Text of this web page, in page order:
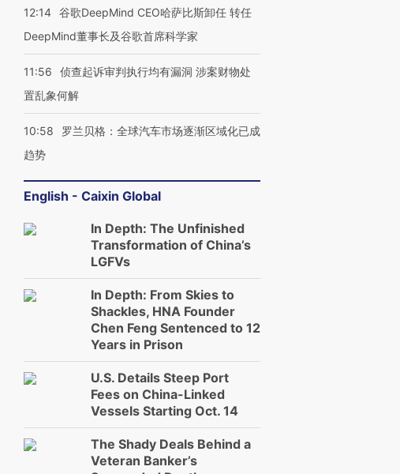
12:14 谷歌DeepMind CEO哈萨比斯卸任 转任
DeepMind董事长及谷歌首席科学家
11:56
侦查起诉审判执行均有漏洞 涉案财物处
置乱象何解
10:58
罗兰贝格：全球汽车市场逐渐区域化已成
趋势
English - Caixin Global
In Depth: The Unfinished
Transformation of China’s
LGFVs
In Depth: From Skies to
Shackles, HNA Founder
Chen Feng Sentenced to 12
Years in Prison
U.S. Details Steep Port
Fees on China-Linked
Vessels Starting Oct. 14
The Shady Deals Behind a
Veteran Banker’s